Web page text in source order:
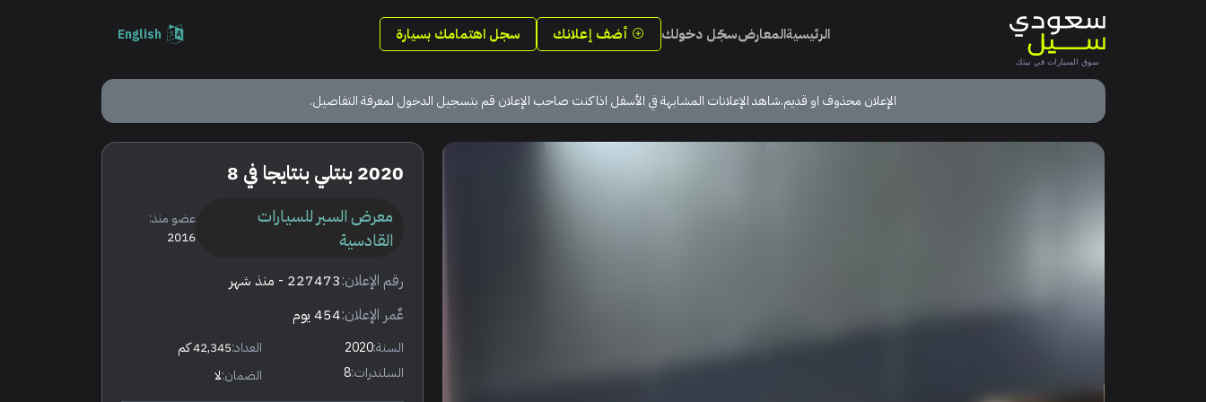
الرئيسيةالمعارضسجّل دخولك أضف إعلانك سجل اهتمامك بسيارة English
الإعلان محذوف او قديم.شاهد الإعلانات المشابهة في الأسفل اذا كنت صاحب الإعلان قم بتسجيل الدخول لمعرفة التفاصيل.
2020 بنتلي بنتايجا في 8
معرض السبر للسيارات
القادسية
عضو منذ:
2016
رقم الإعلان:227473 - منذ شهر
عٌمر الإعلان:454 يوم
السنة:2020 العداد:42,345 كم
السلندرات:8 الضمان:لا